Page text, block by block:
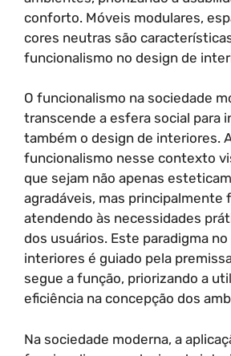
conforto. Móveis modulares,
cores neutras são
funcionalismo no design de
O funcionalismo na sociedade
transcende a esfera social para
também o design de interiores.
funcionalismo nesse contexto
que sejam não apenas
agradáveis, mas principalmente
atendendo às necessidades
dos usuários. Este paradigma
interiores é guiado pela
segue a função, priorizando a
eficiência na concepção dos
Na sociedade moderna, a